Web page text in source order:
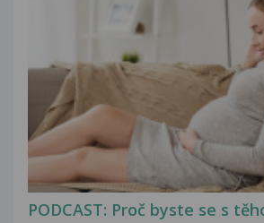
PODCAST: Proč byste se s